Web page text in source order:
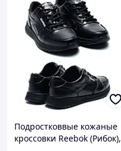
Подростковвые кожаные
кроссовки Reebok (Рибок),